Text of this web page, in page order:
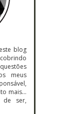
blog
meus
mais…
de ser,